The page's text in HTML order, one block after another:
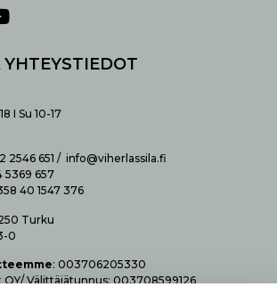
I Su 10-17
2546 651 / info@viherlassila.fi
5369 657
40 1547 376
Turku
0
: 003706205330
OY/ Vä­lit­tä­jä­tun­nus: 003708599126